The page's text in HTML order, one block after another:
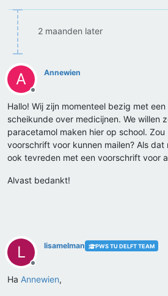
2 maanden later
A
Offline
Annewien
Hallo! Wij zijn momenteel bezig met
scheikunde over medicijnen. We willen
paracetamol maken hier op school. Zou
voorschrift voor kunnen mailen? Als
ook tevreden met een voorschrift voor
Alvast bedankt!
L
Offline
lisamelman PWS TU DELFT TEAM
Ha Annewien,